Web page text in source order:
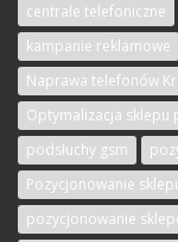
centrale telefoniczne
kampanie reklamowe
Naprawa telefonów
Optymalizacja sklepu
podsłuchy gsm
Pozycjonowanie
pozycjonowanie